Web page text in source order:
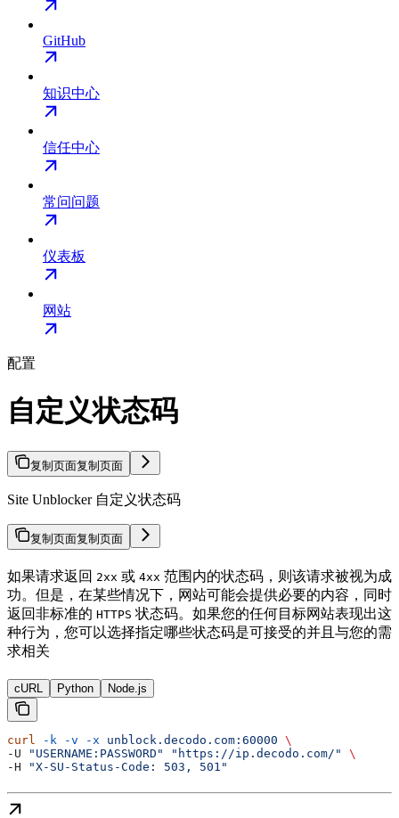
GitHub
知识中心
信任中心
常问问题
仪表板
网站
配置
自定义状态码
复制页面复制页面
Site Unblocker 自定义状态码
复制页面复制页面
如果请求返回 2xx 或 4xx 范围内的状态码，则该请求被视为成
功。但是，在某些情况下，网站可能会提供必要的内容，同时
返回非标准的 HTTPS 状态码。如果您的任何目标网站表现出这
种行为，您可以选择指定哪些状态码是可接受的并且与您的需
求相关
cURL Python Node.js
curl -k -v -x unblock.decodo.com:60000 \
-U
"USERNAME:PASSWORD" "https://ip.decodo.com/"
\
-H
"X-SU-Status-Code: 503, 501"